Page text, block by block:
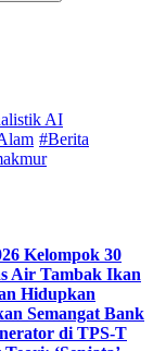
AI
#Berita
Kelompok 30
Air Tambak Ikan
Hidupkan
Semangat Bank
di TPS-T